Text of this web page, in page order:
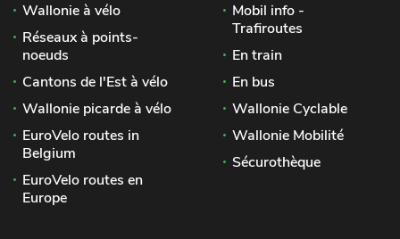
Wallonie à vélo
Réseaux à points-
noeuds
Cantons de l'Est à vélo
Wallonie picarde à vélo
EuroVelo routes in
Belgium
EuroVelo routes en
Europe
Mobil info -
Trafiroutes
En train
En bus
Wallonie Cyclable
Wallonie Mobilité
Sécurothèque